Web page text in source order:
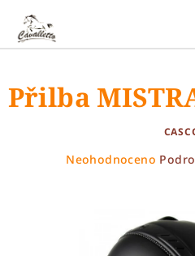
obsah
Přilba
Průměrné
Neohodnoceno